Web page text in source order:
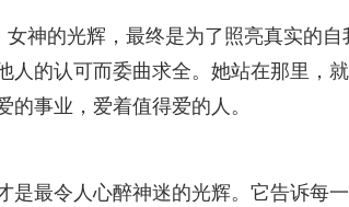
女神的光辉，最终是为了照亮真实的
人的认可而委曲求全。她站在那里，
事业，爱着值得爱的人。
是最令人心醉神迷的光辉。它告诉每